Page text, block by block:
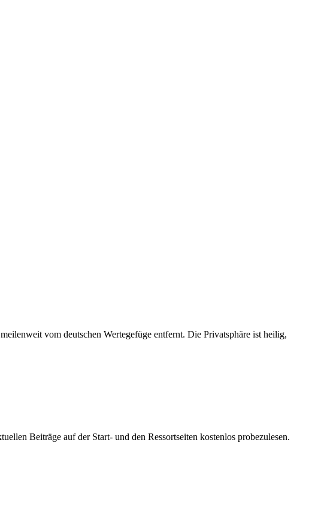
vom deutschen Wertegefüge entfernt. Die Privatsphäre ist heilig,
Beiträge auf der Start- und den Ressortseiten kostenlos probezulesen.